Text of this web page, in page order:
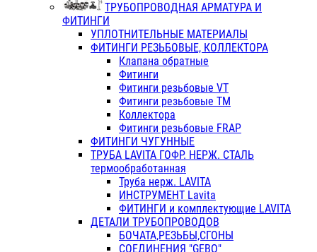
ТРУБОПРОВОДНАЯ АРМАТУРА И
ФИТИНГИ
УПЛОТНИТЕЛЬНЫЕ МАТЕРИАЛЫ
ФИТИНГИ РЕЗЬБОВЫЕ, КОЛЛЕКТОРА
Клапана обратные
Фитинги
Фитинги резьбовые VT
Фитинги резьбовые ТМ
Коллектора
Фитинги резьбовые FRAP
ФИТИНГИ ЧУГУННЫЕ
ТРУБА LAVITA ГОФР. НЕРЖ. СТАЛЬ
термообработанная
Труба нерж. LAVITA
ИНСТРУМЕНТ Lavita
ФИТИНГИ и комплектующие LAVITA
ДЕТАЛИ ТРУБОПРОВОДОВ
БОЧАТА,РЕЗЬБЫ,СГОНЫ
СОЕДИНЕНИЯ "GEBO"